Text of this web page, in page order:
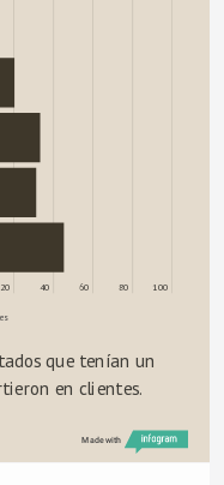
20 40 60 80 100
que tenían un
en clientes.
Made with